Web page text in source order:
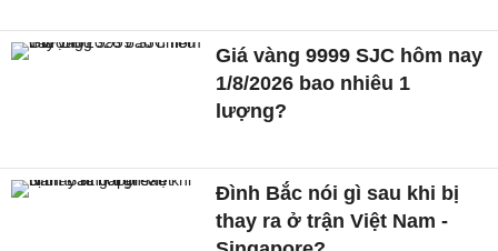
Giá vàng 9999 SJC hôm nay
1/8/2026 bao nhiêu 1
lượng?
Đình Bắc nói gì sau khi bị
thay ra ở trận Việt Nam -